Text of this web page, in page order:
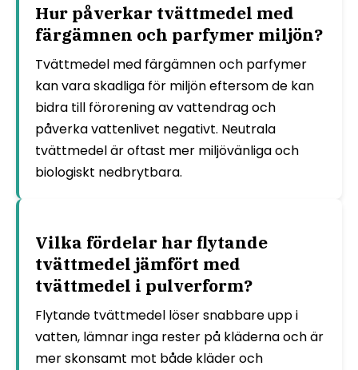
Hur påverkar tvättmedel med
färgämnen och parfymer miljön?
Tvättmedel med färgämnen och parfymer
kan vara skadliga för miljön eftersom de kan
bidra till förorening av vattendrag och
påverka vattenlivet negativt. Neutrala
tvättmedel är oftast mer miljövänliga och
biologiskt nedbrytbara.
Vilka fördelar har flytande
tvättmedel jämfört med
tvättmedel i pulverform?
Flytande tvättmedel löser snabbare upp i
vatten, lämnar inga rester på kläderna och är
mer skonsamt mot både kläder och